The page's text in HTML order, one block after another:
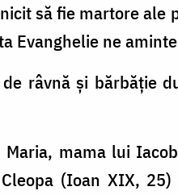
să fie martore
Evanghelie ne
râvnă şi bărbăţie
mama lui
(Ioan XIX,